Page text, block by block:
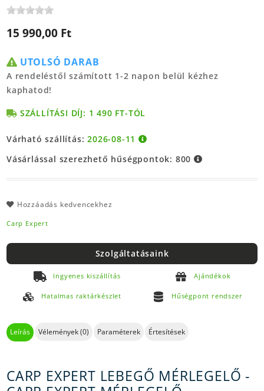
15 990,00 Ft
UTOLSÓ DARAB
A rendeléstől számított 1-2 napon belül kézhez
kaphatod!
SZÁLLÍTÁSI DÍJ: 1 490 FT-TÓL
Várható szállítás:2026-08-11
Vásárlással szerezhető hűségpontok: 800
Hozzáadás kedvencekhez
Carp Expert
Szolgáltatásaink
Ingyenes kiszállítás Ajándékok
Hatalmas raktárkészlet Hűségpont rendszer
Leírás Vélemények (0) Paraméterek Értesítések
CARP EXPERT LEBEGŐ MÉRLEGELŐ -